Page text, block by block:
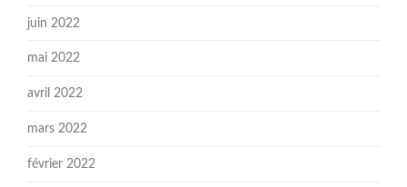
juin 2022
mai 2022
avril 2022
mars 2022
février 2022